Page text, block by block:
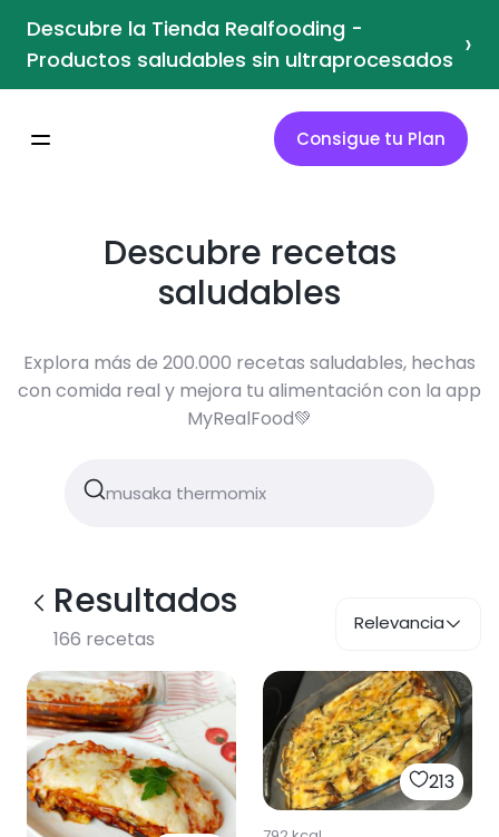
Descubre la Tienda Realfooding -
Productos saludables sin ultraprocesados ›
Consigue tu Plan
Descubre recetas
saludables
Explora más de 200.000 recetas saludables, hechas
con comida real y mejora tu alimentación con la app
MyRealFood💚
Resultados
166 recetas
Relevancia
213